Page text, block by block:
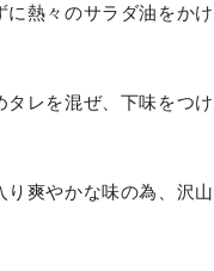
に熱々のサラダ油をか
タレを混ぜ、下味をつ
り爽やかな味の為、沢